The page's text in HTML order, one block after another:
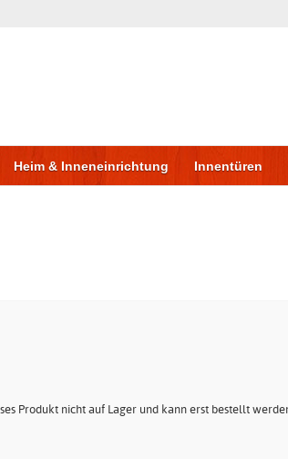
Heim & Inneneinrichtung Innentüren
Produkt nicht auf Lager und kann erst bestellt